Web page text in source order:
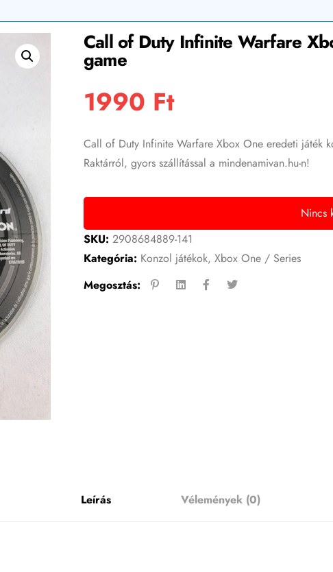
Call of Duty Infinite Warfare
game
1990 Ft
Call of Duty Infinite Warfare Xbox One eredeti játék
Raktárról, gyors szállítással a mindenamivan.hu-n!
Nincs
SKU: 2908684889-141
Kategória: Konzol játékok, Xbox One / Series
Megosztás:
Leírás Vélemények (0)